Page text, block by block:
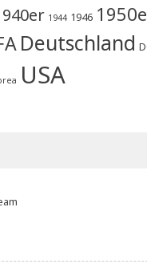
1944 1946
Deutschland
USA